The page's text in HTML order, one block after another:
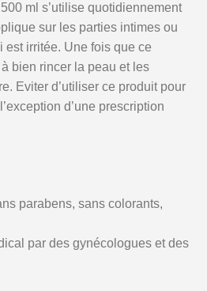
ml s’utilise quotidiennement
sur les parties intimes ou
est irritée. Une fois que ce
bien rincer la peau et les
Eviter d’utiliser ce produit pour
d’une prescription
parabens, sans colorants,
par des gynécologues et des